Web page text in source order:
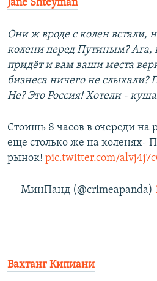
Jane Shteyman
Они ж вроде с колен встали,
колени перед Путиным? Ага,
придёт и вам ваши места
бизнеса ничего не слыхали?
Не? Это Россия! Хотели -
Стоишь 8 часов в очереди на
еще столько же на коленях-
рынок! pic.twitter.com/
— МинПанд (@crimeapanda)
Вахтанг Кипиани